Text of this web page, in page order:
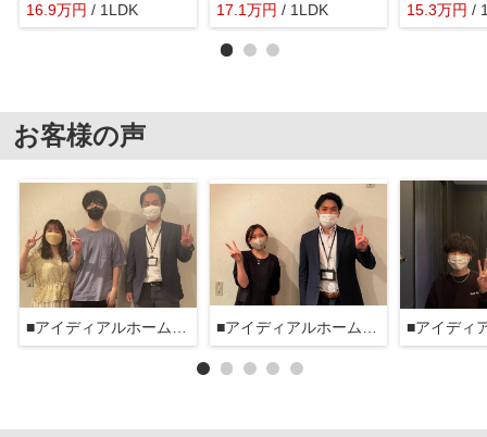
16.9万円 / 1LDK
17.1万円 / 1LDK
15.3万円 /
お客様の声